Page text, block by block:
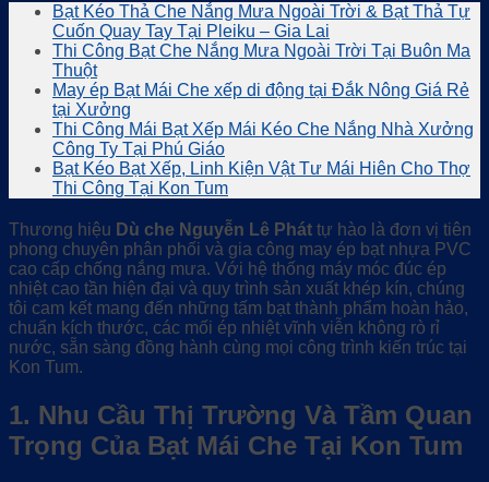
Bạt Kéo Thả Che Nắng Mưa Ngoài Trời & Bạt Thả Tự
Cuốn Quay Tay Tại Pleiku – Gia Lai
Thi Công Bạt Che Nắng Mưa Ngoài Trời Tại Buôn Ma
Thuột
May ép Bạt Mái Che xếp di động tại Đắk Nông Giá Rẻ
tại Xưởng
Thi Công Mái Bạt Xếp Mái Kéo Che Nắng Nhà Xưởng
Công Ty Tại Phú Giáo
Bạt Kéo Bạt Xếp, Linh Kiện Vật Tư Mái Hiên Cho Thợ
Thi Công Tại Kon Tum
Thương hiệu Dù che Nguyễn Lê Phát tự hào là đơn vị tiên
phong chuyên phân phối và gia công may ép bạt nhựa PVC
cao cấp chống nắng mưa. Với hệ thống máy móc đúc ép
nhiệt cao tần hiện đại và quy trình sản xuất khép kín, chúng
tôi cam kết mang đến những tấm bạt thành phẩm hoàn hảo,
chuẩn kích thước, các mối ép nhiệt vĩnh viễn không rò rỉ
nước, sẵn sàng đồng hành cùng mọi công trình kiến trúc tại
Kon Tum.
1. Nhu Cầu Thị Trường Và Tầm Quan
Trọng Của Bạt Mái Che Tại Kon Tum